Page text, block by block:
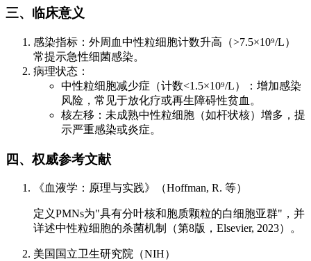
三、临床意义
感染指标：外周血中性粒细胞计数升高（>7.5×10⁹/L）
常提示急性细菌感染。
病理状态：
中性粒细胞减少症（计数<1.5×10⁹/L）：增加感染
风险，常见于放化疗或再生障碍性贫血。
核左移：未成熟中性粒细胞（如杆状核）增多，提
示严重感染或炎症。
四、权威参考文献
《血液学：原理与实践》（Hoffman, R. 等）
定义PMNs为"具有分叶核和胞质颗粒的白细胞亚群"，并
详述中性粒细胞的杀菌机制（第8版，Elsevier, 2023）。
美国国立卫生研究院（NIH）